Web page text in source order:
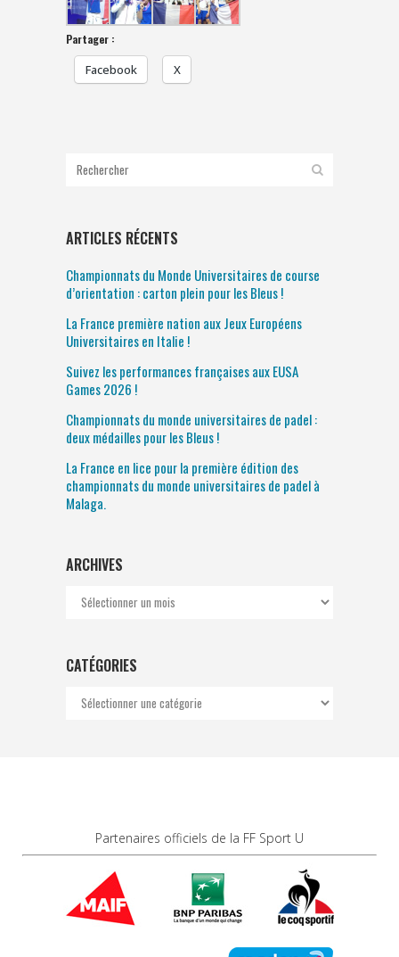
Partager :
Facebook X
ARTICLES RÉCENTS
Championnats du Monde Universitaires de course
d’orientation : carton plein pour les Bleus !
La France première nation aux Jeux Européens
Universitaires en Italie !
Suivez les performances françaises aux EUSA
Games 2026 !
Championnats du monde universitaires de padel :
deux médailles pour les Bleus !
La France en lice pour la première édition des
championnats du monde universitaires de padel à
Malaga.
ARCHIVES
Archives
CATÉGORIES
Catégories
Partenaires officiels de la FF Sport U